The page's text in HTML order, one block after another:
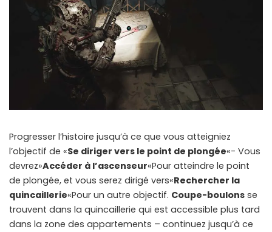
Zero Ads • Zero Spam
No promotions, no junk — just pure gaming content
Instant Telegram Delivery
Everything arrives directly — faster than websites or email
Members-Only Content
Exclusive guides & secrets never published anywhere else
🌍Global Community
Join gamers worldwide and get real-time alerts
Progresser l’histoire jusqu’à ce que vous atteigniez
l’objectif de «Se diriger vers le point de plongée«- Vous
devrez»Accéder à l’ascenseur«Pour atteindre le point
de plongée, et vous serez dirigé vers«Rechercher la
quincaillerie«Pour un autre objectif. Coupe-boulons se
trouvent dans la quincaillerie qui est accessible plus tard
dans la zone des appartements – continuez jusqu’à ce